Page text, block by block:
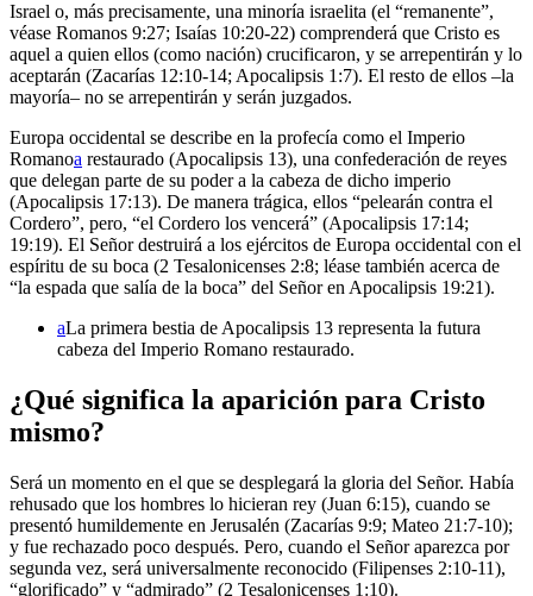
Israel o, más precisamente, una minoría israelita (el “remanente”,
véase Romanos 9:27; Isaías 10:20-22) comprenderá que Cristo es
aquel a quien ellos (como nación) crucificaron, y se arrepentirán y lo
aceptarán (Zacarías 12:10-14; Apocalipsis 1:7). El resto de ellos –la
mayoría– no se arrepentirán y serán juzgados.
Europa occidental se describe en la profecía como el Imperio
Romanoa restaurado (Apocalipsis 13), una confederación de reyes
que delegan parte de su poder a la cabeza de dicho imperio
(Apocalipsis 17:13). De manera trágica, ellos “pelearán contra el
Cordero”, pero, “el Cordero los vencerá” (Apocalipsis 17:14;
19:19). El Señor destruirá a los ejércitos de Europa occidental con el
espíritu de su boca (2 Tesalonicenses 2:8; léase también acerca de
“la espada que salía de la boca” del Señor en Apocalipsis 19:21).
aLa primera bestia de Apocalipsis 13 representa la futura
cabeza del Imperio Romano restaurado.
¿Qué significa la aparición para Cristo
mismo?
Será un momento en el que se desplegará la gloria del Señor. Había
rehusado que los hombres lo hicieran rey (Juan 6:15), cuando se
presentó humildemente en Jerusalén (Zacarías 9:9; Mateo 21:7-10);
y fue rechazado poco después. Pero, cuando el Señor aparezca por
segunda vez, será universalmente reconocido (Filipenses 2:10-11),
“glorificado” y “admirado” (2 Tesalonicenses 1:10).